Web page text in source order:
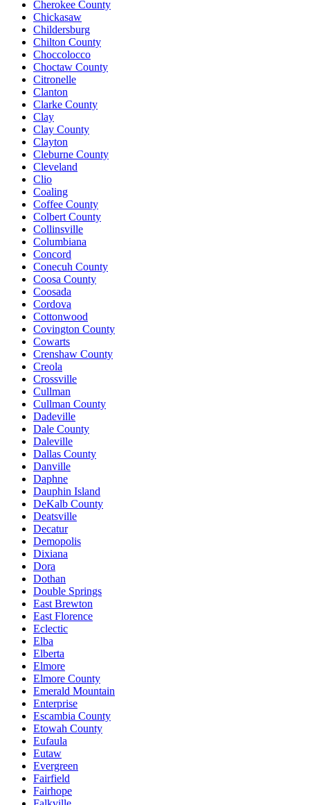
Cherokee County
Chickasaw
Childersburg
Chilton County
Choccolocco
Choctaw County
Citronelle
Clanton
Clarke County
Clay
Clay County
Clayton
Cleburne County
Cleveland
Clio
Coaling
Coffee County
Colbert County
Collinsville
Columbiana
Concord
Conecuh County
Coosa County
Coosada
Cordova
Cottonwood
Covington County
Cowarts
Crenshaw County
Creola
Crossville
Cullman
Cullman County
Dadeville
Dale County
Daleville
Dallas County
Danville
Daphne
Dauphin Island
DeKalb County
Deatsville
Decatur
Demopolis
Dixiana
Dora
Dothan
Double Springs
East Brewton
East Florence
Eclectic
Elba
Elberta
Elmore
Elmore County
Emerald Mountain
Enterprise
Escambia County
Etowah County
Eufaula
Eutaw
Evergreen
Fairfield
Fairhope